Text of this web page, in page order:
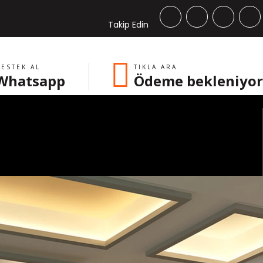
Takip Edin
AL TIKLA ARA
Ödeme bekleniyor